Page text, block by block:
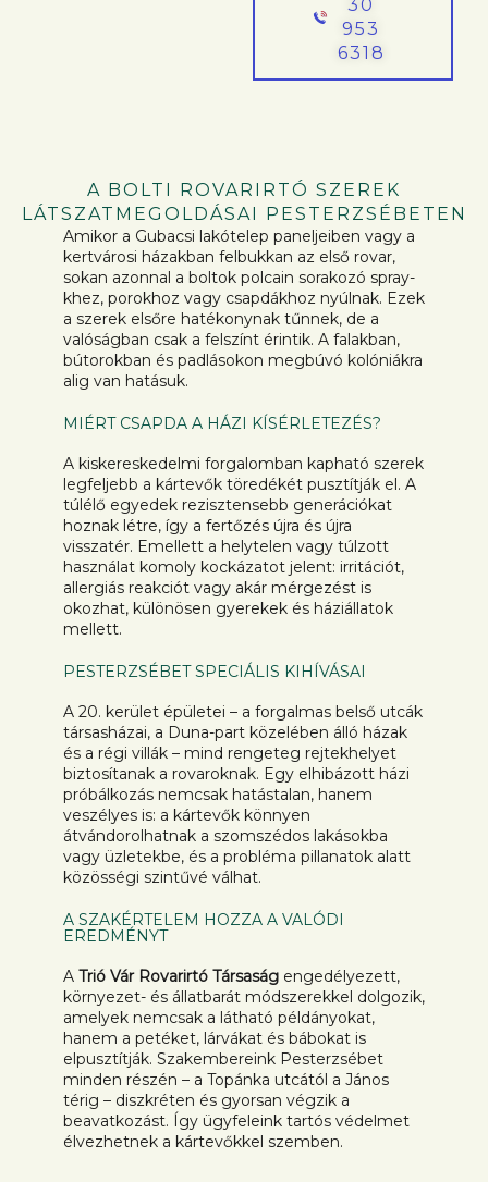
30
953
6318
A BOLTI ROVARIRTÓ SZEREK
LÁTSZATMEGOLDÁSAI PESTERZSÉBETEN
Amikor a Gubacsi lakótelep paneljeiben vagy a
kertvárosi házakban felbukkan az első rovar,
sokan azonnal a boltok polcain sorakozó spray-
khez, porokhoz vagy csapdákhoz nyúlnak. Ezek
a szerek elsőre hatékonynak tűnnek, de a
valóságban csak a felszínt érintik. A falakban,
bútorokban és padlásokon megbúvó kolóniákra
alig van hatásuk.
MIÉRT CSAPDA A HÁZI KÍSÉRLETEZÉS?
A kiskereskedelmi forgalomban kapható szerek
legfeljebb a kártevők töredékét pusztítják el. A
túlélő egyedek rezisztensebb generációkat
hoznak létre, így a fertőzés újra és újra
visszatér. Emellett a helytelen vagy túlzott
használat komoly kockázatot jelent: irritációt,
allergiás reakciót vagy akár mérgezést is
okozhat, különösen gyerekek és háziállatok
mellett.
PESTERZSÉBET SPECIÁLIS KIHÍVÁSAI
A 20. kerület épületei – a forgalmas belső utcák
társasházai, a Duna-part közelében álló házak
és a régi villák – mind rengeteg rejtekhelyet
biztosítanak a rovaroknak. Egy elhibázott házi
próbálkozás nemcsak hatástalan, hanem
veszélyes is: a kártevők könnyen
átvándorolhatnak a szomszédos lakásokba
vagy üzletekbe, és a probléma pillanatok alatt
közösségi szintűvé válhat.
A SZAKÉRTELEM HOZZA A VALÓDI
EREDMÉNYT
A Trió Vár Rovarirtó Társaság engedélyezett,
környezet- és állatbarát módszerekkel dolgozik,
amelyek nemcsak a látható példányokat,
hanem a petéket, lárvákat és bábokat is
elpusztítják. Szakembereink Pesterzsébet
minden részén – a Topánka utcától a János
térig – diszkréten és gyorsan végzik a
beavatkozást. Így ügyfeleink tartós védelmet
élvezhetnek a kártevőkkel szemben.